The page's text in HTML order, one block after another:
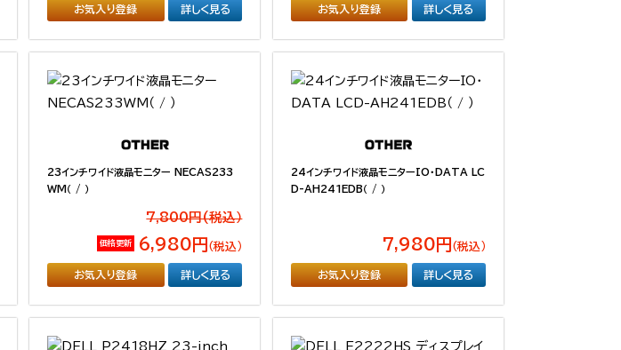
お気入り登録 詳しく見る お気入り登録 詳しく見る
23インチワイド液晶モニター NECAS233
WM（ / ）
7,800円(税込）
価格更新 6,980円 （税込）
お気入り登録 詳しく見る
24インチワイド液晶モニターIO・DATA LC
D-AH241EDB（ / ）
7,980円 （税込）
お気入り登録 詳しく見る